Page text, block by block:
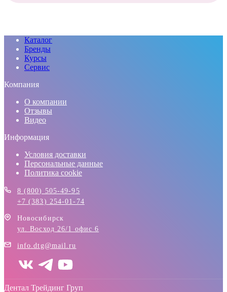
Каталог
Бренды
Курсы
Сервис
Компания
О компании
Отзывы
Видео
Информация
Условия доставки
Персональные данные
Политика cookie
8 (800) 505-49-95
+7 (383) 254-01-74
Новосибирск
ул. Восход 26/1 офис 6
info.dtg@mail.ru
Дентал Трейдинг Груп